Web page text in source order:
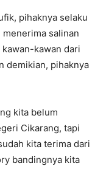
pihaknya selaku
salinan
kawan dari
demikian, pihaknya
kita belum
Cikarang, tapi
kita terima dari
bandingnya kita